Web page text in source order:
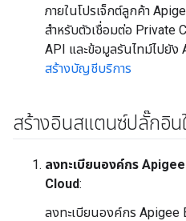
ภายในโปรเจ็กต์ลูกค้า
สำหรับตัวเชื่อมต่อ Private
API และข้อมูลรันไทม์ไปยัง
สร้างบัญชีบริการ
สร้างอินสแตนซ์ปลั๊กอิน
ลงทะเบียนองค์กร
Cloud:
ลงทะเบียนองค์กร Apigee